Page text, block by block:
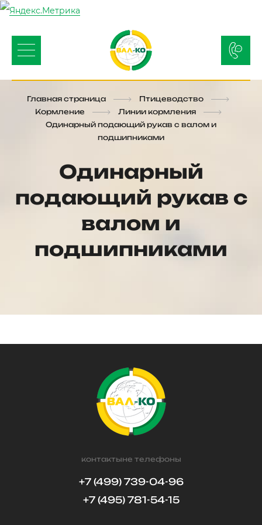
Главная страница
Птицеводство
Кормление
Линии кормления
Одинарный подающий рукав с валом и
подшипниками
Одинарный
подающий рукав с
валом и
подшипниками
контактыне телефоны
+7 (499) 739-04-96
+7 (495) 781-54-15